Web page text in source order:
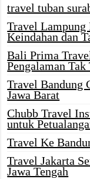
travel tuban
Travel Lampung
Keindahan dan
Bali Prima
Pengalaman Tak
Travel Bandung
Jawa Barat
Chubb Travel
untuk
Travel Ke
Travel Jakarta
Jawa Tengah